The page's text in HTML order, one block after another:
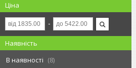
Ціна
Наявність
В наявності
8